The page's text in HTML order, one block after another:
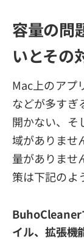
容量の問
いとその
Mac上のアプ
などが多すぎ
開かない、そ
域がありませ
量がありませ
策は下記のよ
BuhoCleaner
イル、拡張機